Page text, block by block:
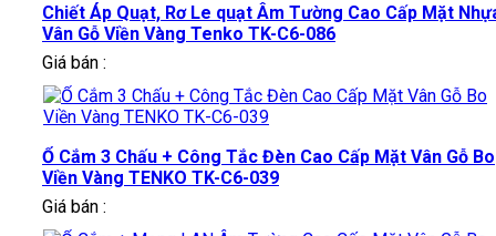
Chiết Áp Quạt, Rơ Le quạt Âm Tường Cao Cấp Mặt
Vân Gỗ Viền Vàng Tenko TK-C6-086
Giá bán :
Ổ Cắm 3 Chấu + Công Tắc Đèn Cao Cấp Mặt Vân Gỗ Bo
Viền Vàng TENKO TK-C6-039
Giá bán :